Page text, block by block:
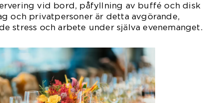
vid bord, påfyllning av buffé och disk
och privatpersoner är detta avgörande,
stress och arbete under själva evenemanget.